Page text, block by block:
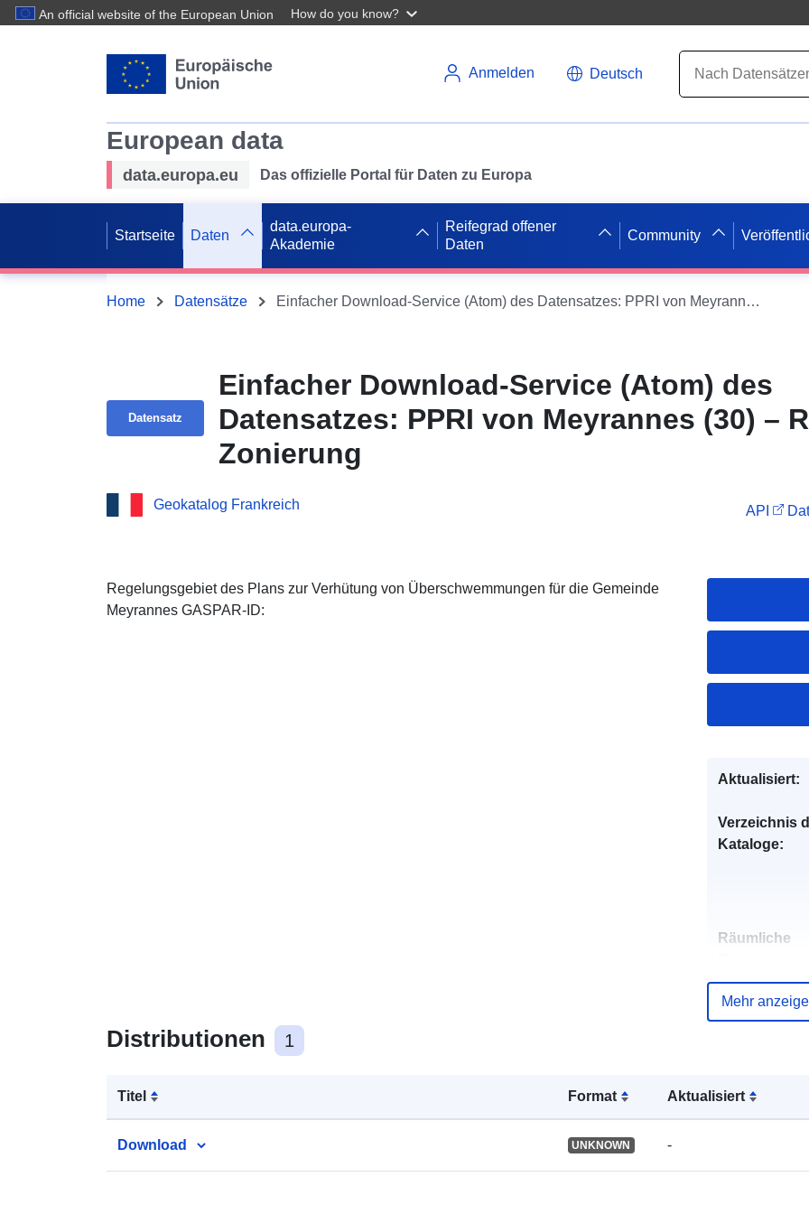
An official website of the European Union How do you know?
Anmelden Deutsch
European data
data.europa.eu Das offizielle Portal für Daten zu Europa
Startseite Daten
data.europa-
Akademie
Reifegrad offener
Daten
Community
Home Datensätze Einfacher Download-Service (Atom) des Datensatzes: PPRI von Meyrannes (30) – Regular Zonierung
Datensatz
Einfacher Download-Service (Atom) des
Datensatzes: PPRI von Meyrannes (30) –
Zonierung
Geokatalog Frankreich API
Regelungsgebiet des Plans zur Verhütung von Überschwemmungen für die Gemeinde
Meyrannes GASPAR-ID:
Distributionen 1
Titel Format Aktualisiert
Download UNKNOWN -
Aktualisiert:
Verzeichnis
Kataloge:
Räumliche
Mehr